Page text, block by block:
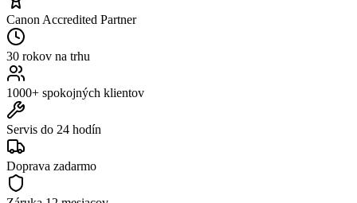
Canon Accredited Partner
30 rokov na trhu
1000+ spokojných klientov
Servis do 24 hodín
Doprava zadarmo